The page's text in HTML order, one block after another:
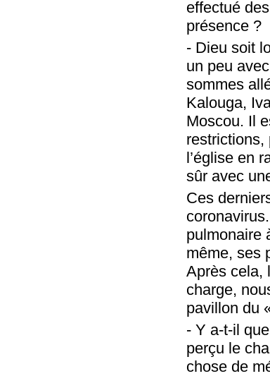
effectué
présence ?
- Dieu soit
un peu
sommes
Kalouga,
Moscou. Il
restrictions,
l’église en
sûr avec
Ces
pulmonaire
même, ses
Après cela,
charge,
pavillon du
- Y a-t-il
perçu le
chose de